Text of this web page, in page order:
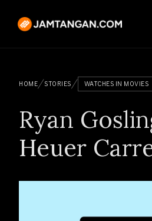
HOME STORIES WATCHES IN MOVIES
Ryan
Heuer